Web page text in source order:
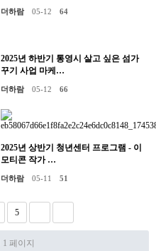
더하람 05-12 64
2025년 하반기 통영시 살고 싶은 섬가
꾸기 사업 마케…
더하람 05-12 66
2025년 상반기 청년센터 프로그램 - 이
모티콘 작가 …
더하람 05-11 51
5
1 페이지